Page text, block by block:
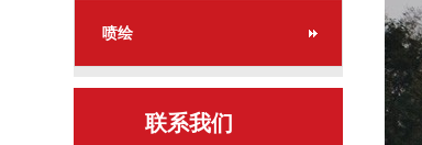
喷绘
联系我们